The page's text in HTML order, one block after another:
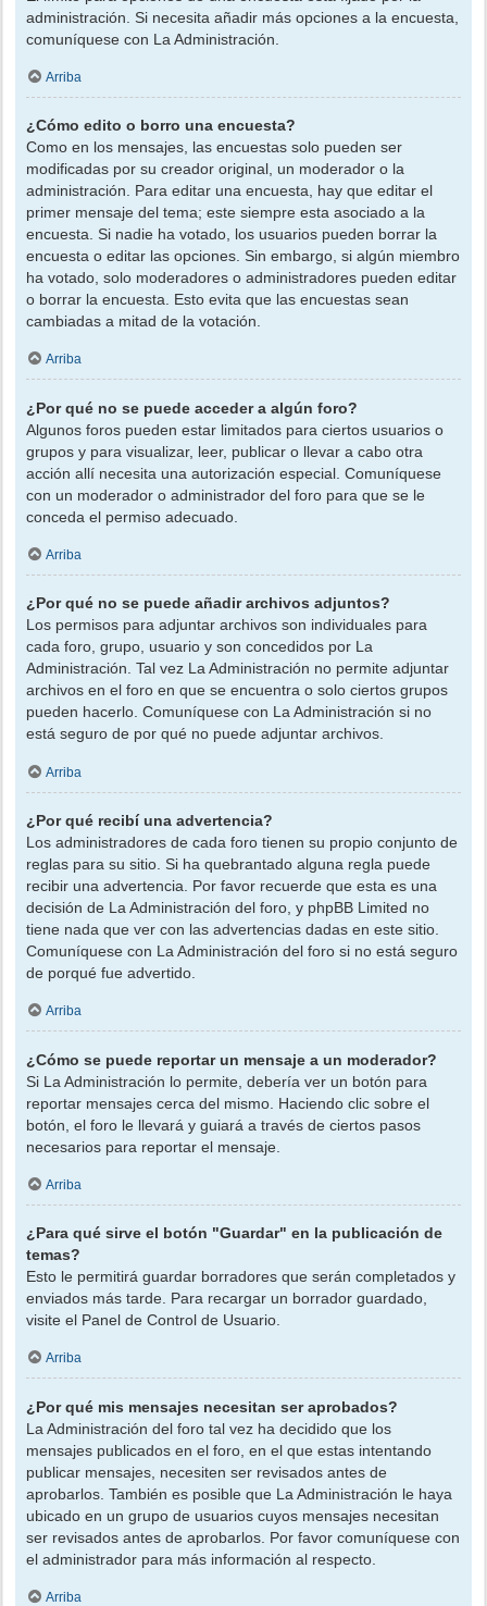
administración. Si necesita añadir más opciones a la encuesta,
comuníquese con La Administración.
Arriba
¿Cómo edito o borro una encuesta?
Como en los mensajes, las encuestas solo pueden ser
modificadas por su creador original, un moderador o la
administración. Para editar una encuesta, hay que editar el
primer mensaje del tema; este siempre esta asociado a la
encuesta. Si nadie ha votado, los usuarios pueden borrar la
encuesta o editar las opciones. Sin embargo, si algún miembro
ha votado, solo moderadores o administradores pueden editar
o borrar la encuesta. Esto evita que las encuestas sean
cambiadas a mitad de la votación.
Arriba
¿Por qué no se puede acceder a algún foro?
Algunos foros pueden estar limitados para ciertos usuarios o
grupos y para visualizar, leer, publicar o llevar a cabo otra
acción allí necesita una autorización especial. Comuníquese
con un moderador o administrador del foro para que se le
conceda el permiso adecuado.
Arriba
¿Por qué no se puede añadir archivos adjuntos?
Los permisos para adjuntar archivos son individuales para
cada foro, grupo, usuario y son concedidos por La
Administración. Tal vez La Administración no permite adjuntar
archivos en el foro en que se encuentra o solo ciertos grupos
pueden hacerlo. Comuníquese con La Administración si no
está seguro de por qué no puede adjuntar archivos.
Arriba
¿Por qué recibí una advertencia?
Los administradores de cada foro tienen su propio conjunto de
reglas para su sitio. Si ha quebrantado alguna regla puede
recibir una advertencia. Por favor recuerde que esta es una
decisión de La Administración del foro, y phpBB Limited no
tiene nada que ver con las advertencias dadas en este sitio.
Comuníquese con La Administración del foro si no está seguro
de porqué fue advertido.
Arriba
¿Cómo se puede reportar un mensaje a un moderador?
Si La Administración lo permite, debería ver un botón para
reportar mensajes cerca del mismo. Haciendo clic sobre el
botón, el foro le llevará y guiará a través de ciertos pasos
necesarios para reportar el mensaje.
Arriba
¿Para qué sirve el botón "Guardar" en la publicación de
temas?
Esto le permitirá guardar borradores que serán completados y
enviados más tarde. Para recargar un borrador guardado,
visite el Panel de Control de Usuario.
Arriba
¿Por qué mis mensajes necesitan ser aprobados?
La Administración del foro tal vez ha decidido que los
mensajes publicados en el foro, en el que estas intentando
publicar mensajes, necesiten ser revisados antes de
aprobarlos. También es posible que La Administración le haya
ubicado en un grupo de usuarios cuyos mensajes necesitan
ser revisados antes de aprobarlos. Por favor comuníquese con
el administrador para más información al respecto.
Arriba